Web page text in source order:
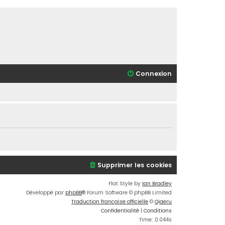
Connexion
Supprimer les cookies
Flat Style by Ian Bradley
Développé par phpBB® Forum Software © phpBB Limited
Traduction française officielle © Qiaeru
Confidentialité | Conditions
Time: 0.044s